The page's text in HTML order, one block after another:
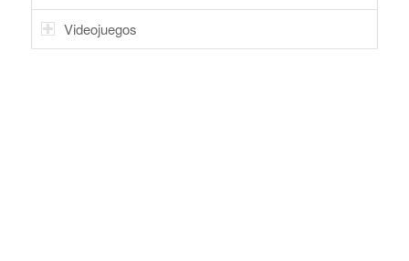
Videojuegos